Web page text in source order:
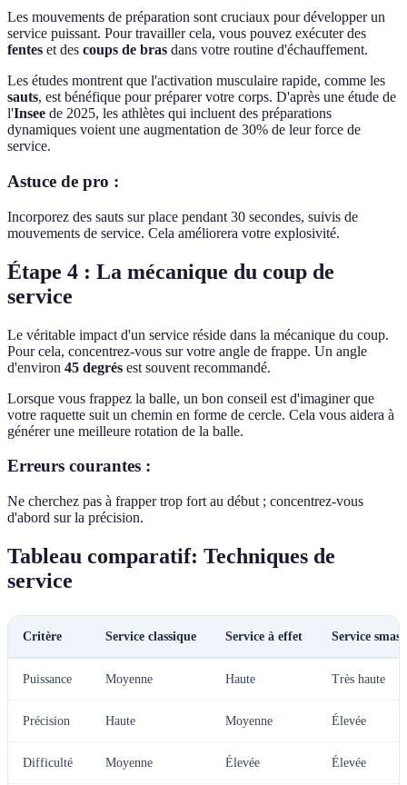
Les mouvements de préparation sont cruciaux pour développer un
service puissant. Pour travailler cela, vous pouvez exécuter des
fentes et des coups de bras dans votre routine d'échauffement.
Les études montrent que l'activation musculaire rapide, comme les
sauts, est bénéfique pour préparer votre corps. D'après une étude de
l'Insee de 2025, les athlètes qui incluent des préparations
dynamiques voient une augmentation de 30% de leur force de
service.
Astuce de pro :
Incorporez des sauts sur place pendant 30 secondes, suivis de
mouvements de service. Cela améliorera votre explosivité.
Étape 4 : La mécanique du coup de
service
Le véritable impact d'un service réside dans la mécanique du coup.
Pour cela, concentrez-vous sur votre angle de frappe. Un angle
d'environ 45 degrés est souvent recommandé.
Lorsque vous frappez la balle, un bon conseil est d'imaginer que
votre raquette suit un chemin en forme de cercle. Cela vous aidera à
générer une meilleure rotation de la balle.
Erreurs courantes :
Ne cherchez pas à frapper trop fort au début ; concentrez-vous
d'abord sur la précision.
Tableau comparatif: Techniques de
service
Critère Service classique Service à effet Service smash
Puissance Moyenne Haute Très haute
Précision Haute Moyenne Élevée
Difficulté Moyenne Élevée Élevée